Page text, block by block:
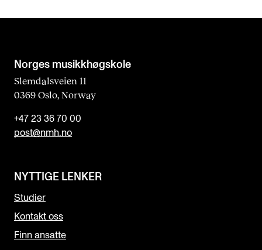
Norges musikk­høgskole
Slemdalsveien 11
0369 Oslo, Norway
+47 23 36 70 00
post@nmh.no
NYTTIGE LENKER
Studier
Kontakt oss
Finn ansatte